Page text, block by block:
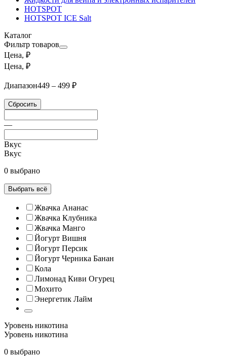
HOTSPOT
HOTSPOT ICE Salt
Каталог
Фильтр товаров
Цена, ₽
Цена, ₽
Диапазон449 – 499 ₽
Сбросить
—
Вкус
Вкус
0 выбрано
Выбрать всё
Жвачка Ананас
Жвачка Клубника
Жвачка Манго
Йогурт Вишня
Йогурт Персик
Йогурт Черника Банан
Кола
Лимонад Киви Огурец
Мохито
Энергетик Лайм
Уровень никотина
Уровень никотина
0 выбрано